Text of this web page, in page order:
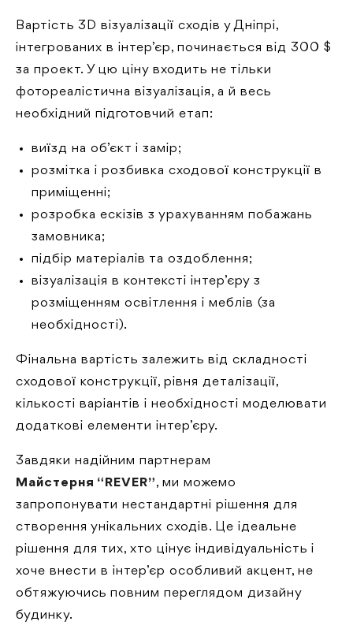
Вартість 3D візуалізації сходів у Дніпрі,
інтегрованих в інтер’єр, починається від 300 $
за проект. У цю ціну входить не тільки
фотореалістична візуалізація, а й весь
необхідний підготовчий етап:
виїзд на об’єкт і замір;
розмітка і розбивка сходової конструкції в
приміщенні;
розробка ескізів з урахуванням побажань
замовника;
підбір матеріалів та оздоблення;
візуалізація в контексті інтер’єру з
розміщенням освітлення і меблів (за
необхідності).
Фінальна вартість залежить від складності
сходової конструкції, рівня деталізації,
кількості варіантів і необхідності моделювати
додаткові елементи інтер’єру.
Завдяки надійним партнерам
Майстерня “REVER”, ми можемо
запропонувати нестандартні рішення для
створення унікальних сходів. Це ідеальне
рішення для тих, хто цінує індивідуальність і
хоче внести в інтер’єр особливий акцент, не
обтяжуючись повним переглядом дизайну
будинку.